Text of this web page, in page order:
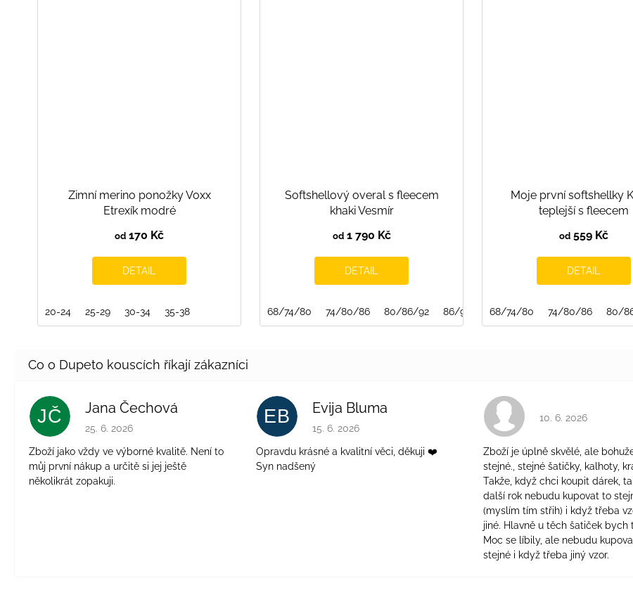
Zimní merino ponožky Voxx
Etrexík modré
od 170 Kč
DETAIL
20-24 25-29 30-34 35-38
Softshellový overal s fleecem
khaki Vesmír
od1 790 Kč
DETAIL
68/74/80 74/80/86 80/86/92 86/92/98
Moje první softshellky
teplejší s fleecem
od 559 Kč
DETAIL
68/74/80 74/80/86 80/
JČ Jana Čechová
Hodnocení obchodu je 5 z 5 hvězdiček.
25. 6. 2026
Zboží jako vždy ve výborné kvalitě. Není to
můj první nákup a určitě si jej ještě
několikrát zopakuji.
EB Evija Bluma
Hodnocení obchodu je 5 z 5 hvězdiček.
15. 6. 2026
Opravdu krásné a kvalitní věci, děkuji ❤️
Syn nadšený
Hodnocení obchodu
10. 6. 2026
Zboží je úplně skvělé, ale
stejné., stejné šatičky, kalhoty,
Takže, když chci koupit dárek,
další rok nebudu kupovat to
(myslím tím střih) i když třeba
jiné. Hlavně u těch šatiček bych
Moc se líbily, ale nebudu
stejné i když třeba jiný vzor.